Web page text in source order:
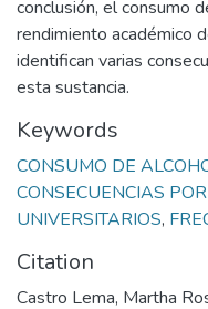
conclusión, el consumo
rendimiento académico
identifican varias
esta sustancia.
Keywords
CONSUMO DE
CONSECUENCIAS
UNIVERSITARIOS,
Citation
Castro Lema, Martha